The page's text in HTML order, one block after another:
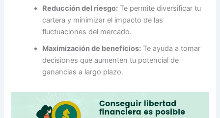
Reducción del riesgo: Te permite diversificar tu
cartera y minimizar el impacto de las
fluctuaciones del mercado.
Maximización de beneficios: Te ayuda a tomar
decisiones que aumenten tu potencial de
ganancias a largo plazo.